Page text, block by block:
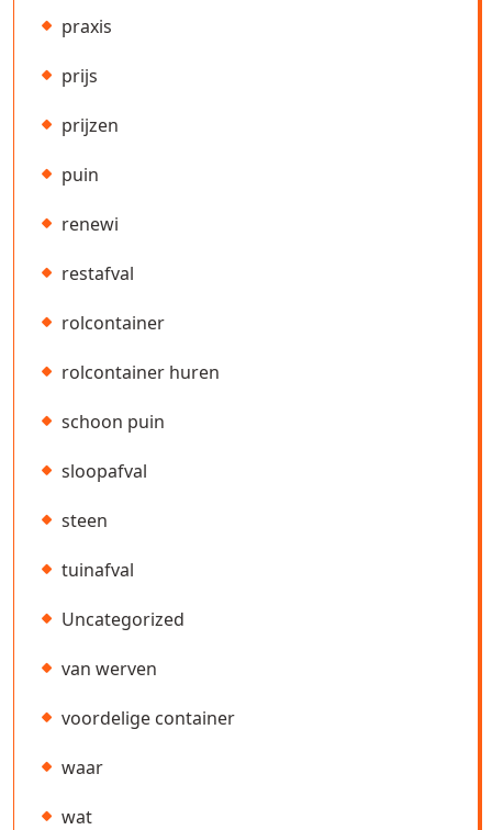
praxis
prijs
prijzen
puin
renewi
restafval
rolcontainer
rolcontainer huren
schoon puin
sloopafval
steen
tuinafval
Uncategorized
van werven
voordelige container
waar
wat